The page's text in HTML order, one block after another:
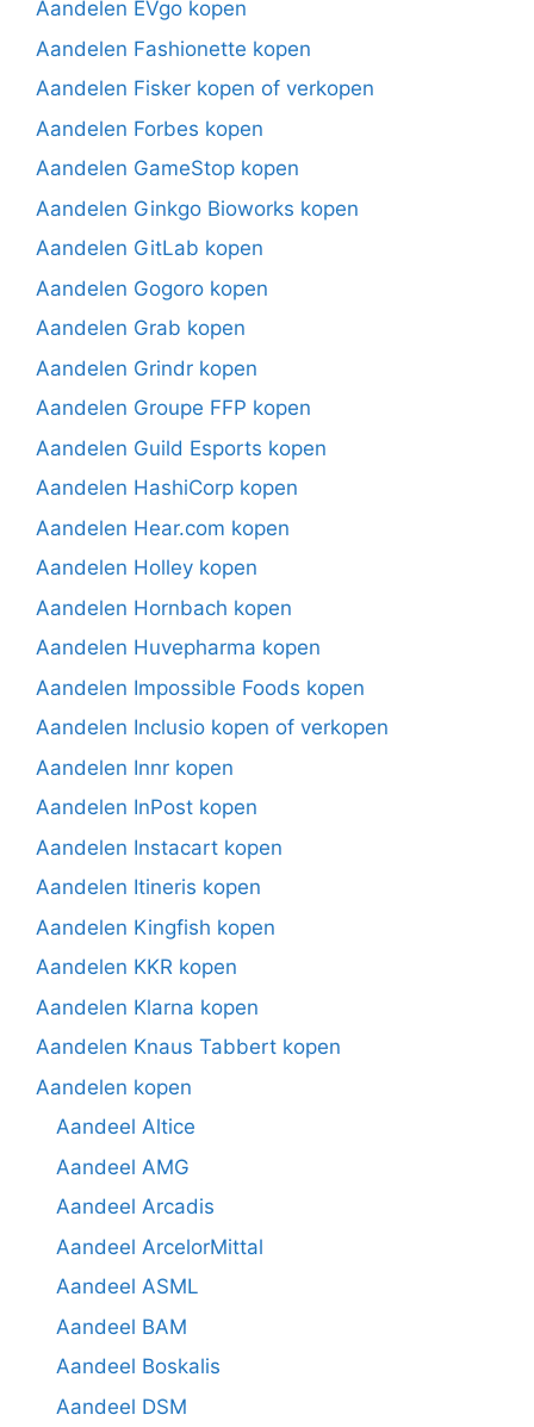
Aandelen EVgo kopen
Aandelen Fashionette kopen
Aandelen Fisker kopen of verkopen
Aandelen Forbes kopen
Aandelen GameStop kopen
Aandelen Ginkgo Bioworks kopen
Aandelen GitLab kopen
Aandelen Gogoro kopen
Aandelen Grab kopen
Aandelen Grindr kopen
Aandelen Groupe FFP kopen
Aandelen Guild Esports kopen
Aandelen HashiCorp kopen
Aandelen Hear.com kopen
Aandelen Holley kopen
Aandelen Hornbach kopen
Aandelen Huvepharma kopen
Aandelen Impossible Foods kopen
Aandelen Inclusio kopen of verkopen
Aandelen Innr kopen
Aandelen InPost kopen
Aandelen Instacart kopen
Aandelen Itineris kopen
Aandelen Kingfish kopen
Aandelen KKR kopen
Aandelen Klarna kopen
Aandelen Knaus Tabbert kopen
Aandelen kopen
Aandeel Altice
Aandeel AMG
Aandeel Arcadis
Aandeel ArcelorMittal
Aandeel ASML
Aandeel BAM
Aandeel Boskalis
Aandeel DSM